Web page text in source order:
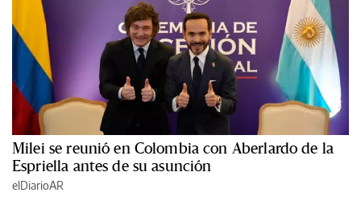
Milei se reunió en Colombia con Aberlardo de la
Espriella antes de su asunción
elDiarioAR